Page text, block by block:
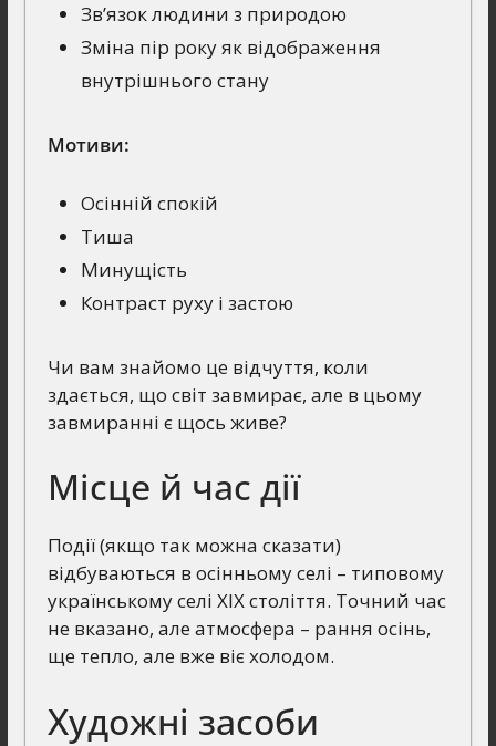
Зв’язок людини з природою
Зміна пір року як відображення
внутрішнього стану
Мотиви:
Осінній спокій
Тиша
Минущість
Контраст руху і застою
Чи вам знайомо це відчуття, коли
здається, що світ завмирає, але в цьому
завмиранні є щось живе?
Місце й час дії
Події (якщо так можна сказати)
відбуваються в осінньому селі – типовому
українському селі ХІХ століття. Точний час
не вказано, але атмосфера – рання осінь,
ще тепло, але вже віє холодом.
Художні засоби